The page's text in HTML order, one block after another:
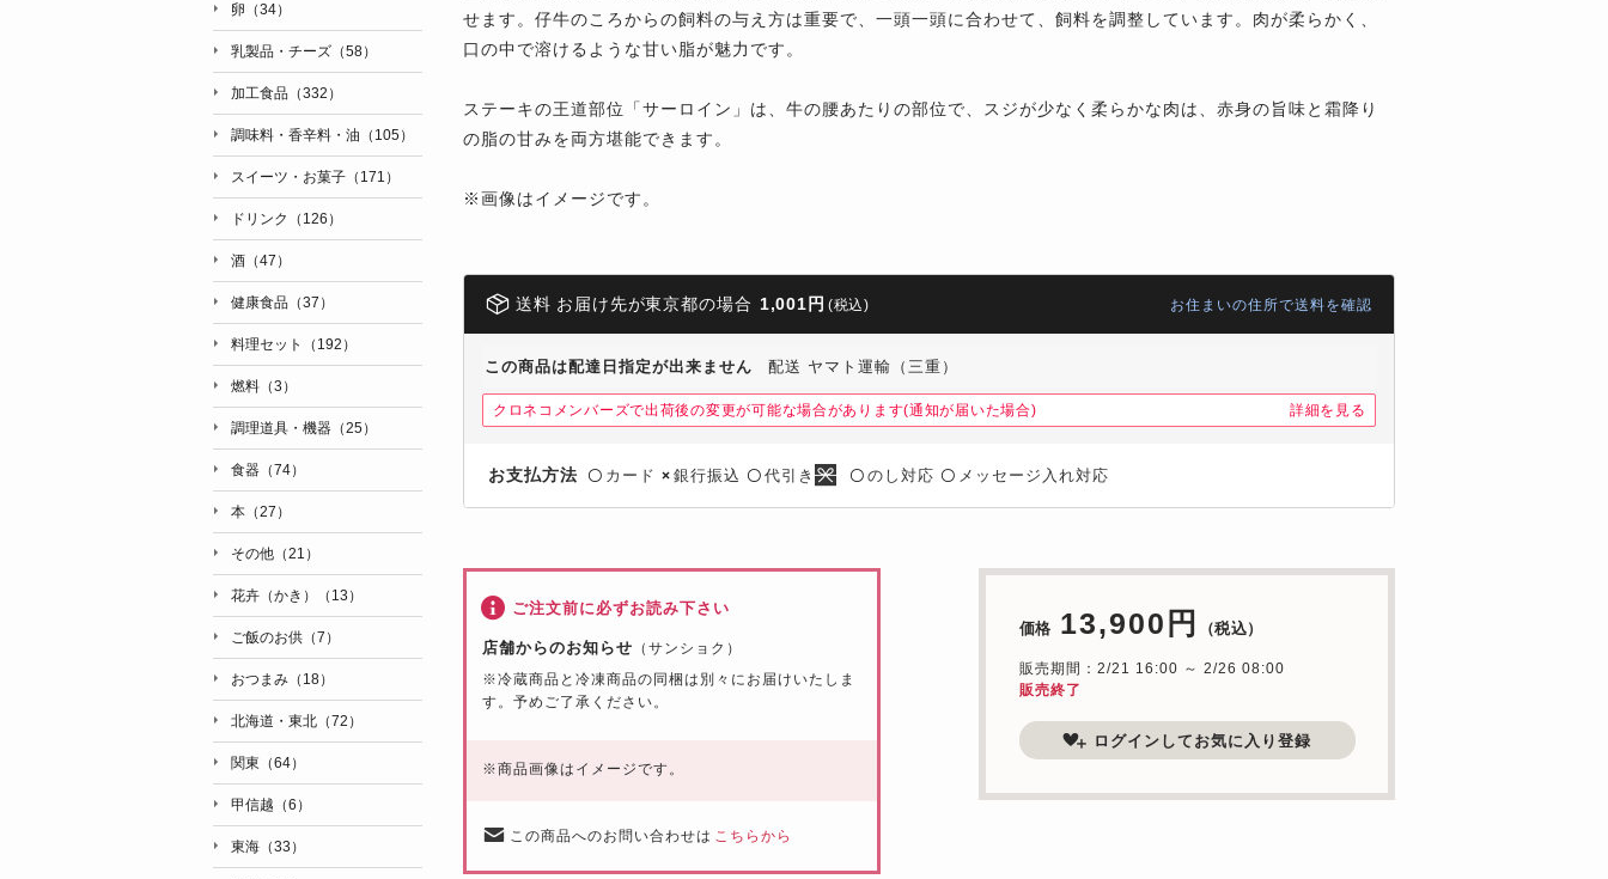
せます。仔牛のころからの飼料の与え方は重要で、一頭一頭に合わせて、飼料を調整しています。肉が柔らかく、
口の中で溶けるような甘い脂が魅力です。
ステーキの王道部位「サーロイン」は、牛の腰あたりの部位で、スジが少なく柔らかな肉は、赤身の旨味と霜降り
の脂の甘みを両方堪能できます。
※画像はイメージです。
送料 お届け先が東京都の場合 1,001円 (税込) お住まいの住所で送料を確認
この商品は配達日指定が出来ません 配送 ヤマト運輸（三重）
クロネコメンバーズで出荷後の変更が可能な場合があります(通知が届いた場合) 詳細を見る
お支払方法 〇 カード × 銀行振込 〇 代引き 〇 のし対応 〇 メッセージ入れ対応
価格 13,900円 （税込）
販売期間：2/21 16:00 ～ 2/26 08:00
販売終了
ログインしてお気に入り登録
ご注文前に必ずお読み下さい
店舗からのお知らせ （サンショク）
※冷蔵商品と冷凍商品の同梱は別々にお届けいたしま
す。予めご了承ください。
※商品画像はイメージです。
この商品へのお問い合わせは こちらから
卵（34）
乳製品・チーズ（58）
加工食品（332）
調味料・香辛料・油（105）
スイーツ・お菓子（171）
ドリンク（126）
酒（47）
健康食品（37）
料理セット（192）
燃料（3）
調理道具・機器（25）
食器（74）
本（27）
その他（21）
花卉（かき）（13）
ご飯のお供（7）
おつまみ（18）
北海道・東北（72）
関東（64）
甲信越（6）
東海（33）